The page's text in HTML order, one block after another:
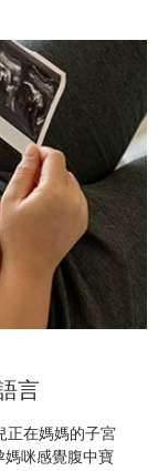
言
正在媽媽的子宮
媽咪感覺腹中寶